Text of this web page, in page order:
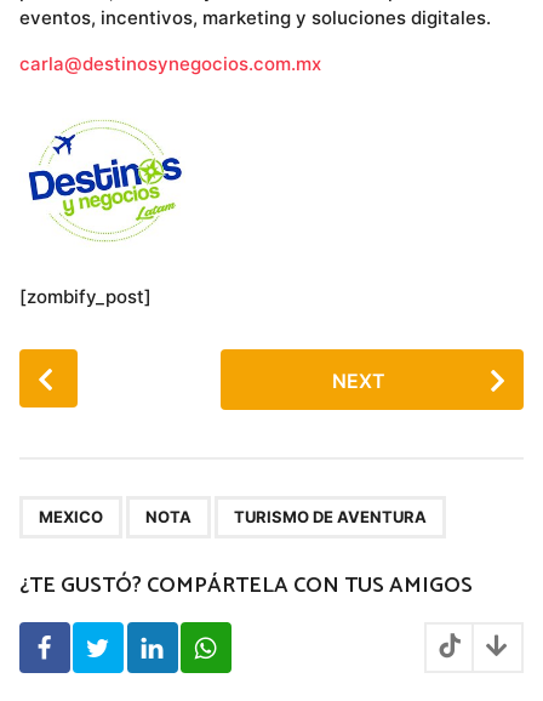
eventos, incentivos, marketing y soluciones digitales.
carla@destinosynegocios.com.mx
[zombify_post]
P
o
i
n
t
NEXT
MEXICO NOTA TURISMO DE AVENTURA
¿TE GUSTÓ? COMPÁRTELA CON TUS AMIGOS